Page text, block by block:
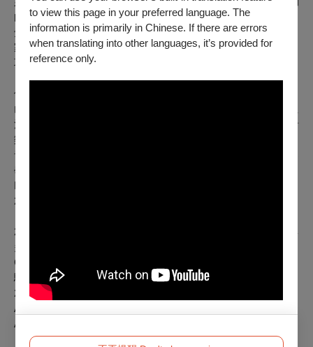
to view this page in your preferred language. The
information is primarily in Chinese. If there are errors
when translating into other languages, it’s provided for
reference only.
的新專輯《Age of Reason》獲得了廣泛的好評。作為一名視
覺藝術家，裘克的藝術作品已被歐洲和北美的數十位私人收藏
家收藏。他曾於2021年獲得法美創意交流計劃駐地藝術家獎
項，並在法國La Courneuve展開創作駐地計劃。
低音提琴｜山姆．費瑪
山姆．費瑪出生於1992年，來自一個熱愛音樂的家庭，是一位
法國低音提琴手與電貝斯手。他6歲時便在Noisy-le-Grand的音
樂學院開始學習低音提琴。2009年，他進入Aubervilliers地區
音樂學院深造，並於2010年獲得古典與爵士音樂雙專業的音樂
學位。隨後，他繼續在第戎的勃艮第高等專業音樂學院和
Dammarie-les-Lys的Didier Lockwood音樂中心學習，並於
2016年獲得卓越獎。
2012年，費瑪開始活躍於巴黎的爵士音樂舞台。如今，他參與
多個音樂組合，包括Daïda、Arnaud DOLMEN、Photon(s)和
Clélya Abraham Quartet等。為了拓展音樂視野並豐富個人經
驗，他自2018年起與饒舌歌手Emcee AGORA合作，並於
2019年加入Pléthore樂團。他曾參與錄製多張專輯，包括
Arnaud DOLMEN的《Adjusting》（2022）、Clélya
ABRAHAM的《La Source》（2022）、NoJazz樂團的
《NoJazz Play Jazz》（2022）、Daïda的《La Passion du